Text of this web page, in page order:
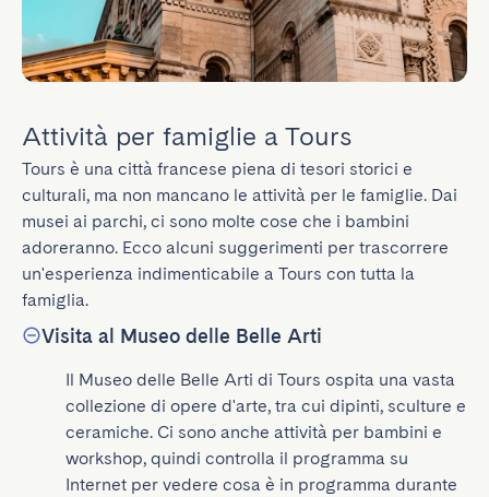
Attività per famiglie a Tours
Tours è una città francese piena di tesori storici e
culturali, ma non mancano le attività per le famiglie. Dai
musei ai parchi, ci sono molte cose che i bambini
adoreranno. Ecco alcuni suggerimenti per trascorrere
un'esperienza indimenticabile a Tours con tutta la
famiglia.
Visita al Museo delle Belle Arti
Il Museo delle Belle Arti di Tours ospita una vasta
collezione di opere d'arte, tra cui dipinti, sculture e
ceramiche. Ci sono anche attività per bambini e
workshop, quindi controlla il programma su
Internet per vedere cosa è in programma durante